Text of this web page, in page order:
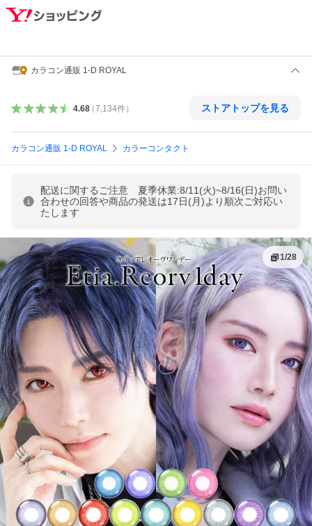
カラコン通販 1-D ROYAL
4.68（7,134件） ストアトップを見る
カラコン通販 1-D ROYAL カラーコンタクト
配送に関するご注意 夏季休業:8/11(火)~8/16(日)お問い
合わせの回答や商品の発送は17日(月)より順次ご対応い
たします
1/28